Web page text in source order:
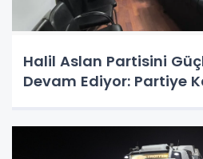
Halil Aslan Partisini
Devam Ediyor: Partiye